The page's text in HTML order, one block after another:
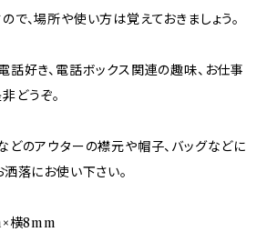
で、場所や使い方は覚えておきましょう。
話好き、電話ボックス関連の趣味、お仕事
どうぞ。
どのアウターの襟元や帽子、バッグなどに
洒落にお使い下さい。
横8mm